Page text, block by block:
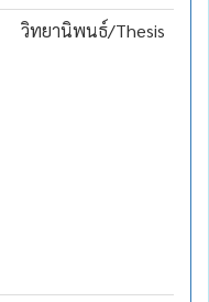
วิทยานิพนธ์/Thesis